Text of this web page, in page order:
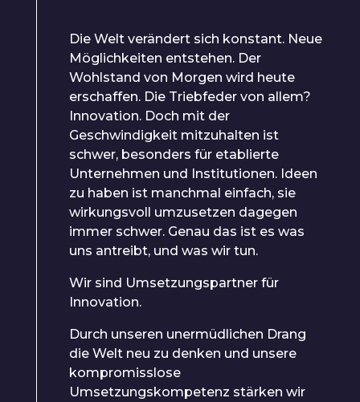
Die Welt verändert sich konstant. Neue
Möglichkeiten entstehen. Der
Wohlstand von Morgen wird heute
erschaffen. Die Triebfeder von allem?
Innovation. Doch mit der
Geschwindigkeit mitzuhalten ist
schwer, besonders für etablierte
Unternehmen und Institutionen. Ideen
zu haben ist manchmal einfach, sie
wirkungsvoll umzusetzen dagegen
immer schwer. Genau das ist es was
uns antreibt, und was wir tun.
Wir sind Umsetzungspartner für
Innovation.
Durch unseren unermüdlichen Drang
die Welt neu zu denken und unsere
kompromisslose
Umsetzungskompetenz stärken wir